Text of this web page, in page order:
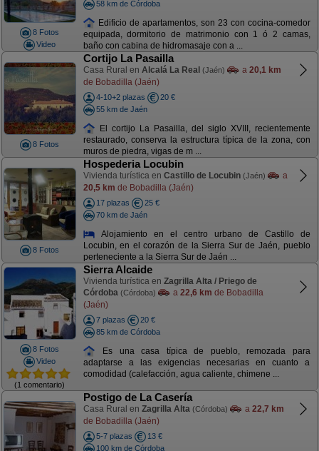
8 Fotos
Video
58 km de Córdoba
Edificio de apartamentos, son 23 con cocina-comedor
equipada, dormitorio de matrimonio con 1 ó 2 camas,
baño con cabina de hidromasaje con a ...
8 Fotos
Cortijo La Pasailla
Casa Rural en Alcalá La Real (Jaén) a 20,1 km
de Bobadilla (Jaén)
4-10+2 plazas
20 €
55 km de Jaén
El cortijo La Pasailla, del siglo XVIII, recientemente
restaurado, conserva la estructura típica de la zona, con
muros de piedra, vigas de m ...
8 Fotos
Hospederia Locubin
Vivienda turística en Castillo de Locubin (Jaén)
a
20,5 km de Bobadilla (Jaén)
17 plazas
25 €
70 km de Jaén
Alojamiento en el centro urbano de Castillo de
Locubin, en el corazón de la Sierra Sur de Jaén, pueblo
perteneciente a la Sierra Sur de Jaén ...
8 Fotos
Video
(1 comentario)
Sierra Alcaide
Vivienda turística en Zagrilla Alta / Priego de
Córdoba (Córdoba) a 22,6 km de Bobadilla
(Jaén)
7 plazas
20 €
85 km de Córdoba
Es una casa típica de pueblo, remozada para
adaptarse a las exigencias necesarias en cuanto a
comodidad (calefacción, agua caliente, chimene ...
Postigo de La Casería
Casa Rural en Zagrilla Alta (Córdoba) a 22,7 km
de Bobadilla (Jaén)
5-7 plazas
13 €
100 km de Córdoba